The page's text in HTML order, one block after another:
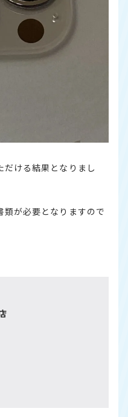
だける結果となりまし
類が必要となりますので